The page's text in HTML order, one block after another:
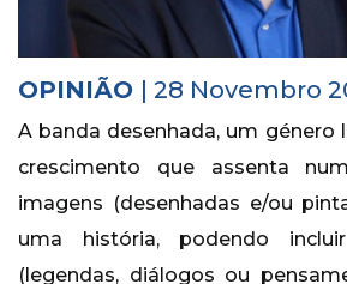
Contactos
OPINIÃO | 28 Novembro
A banda desenhada, um género
crescimento que assenta
imagens (desenhadas e/ou
uma história, podendo
(legendas, diálogos ou